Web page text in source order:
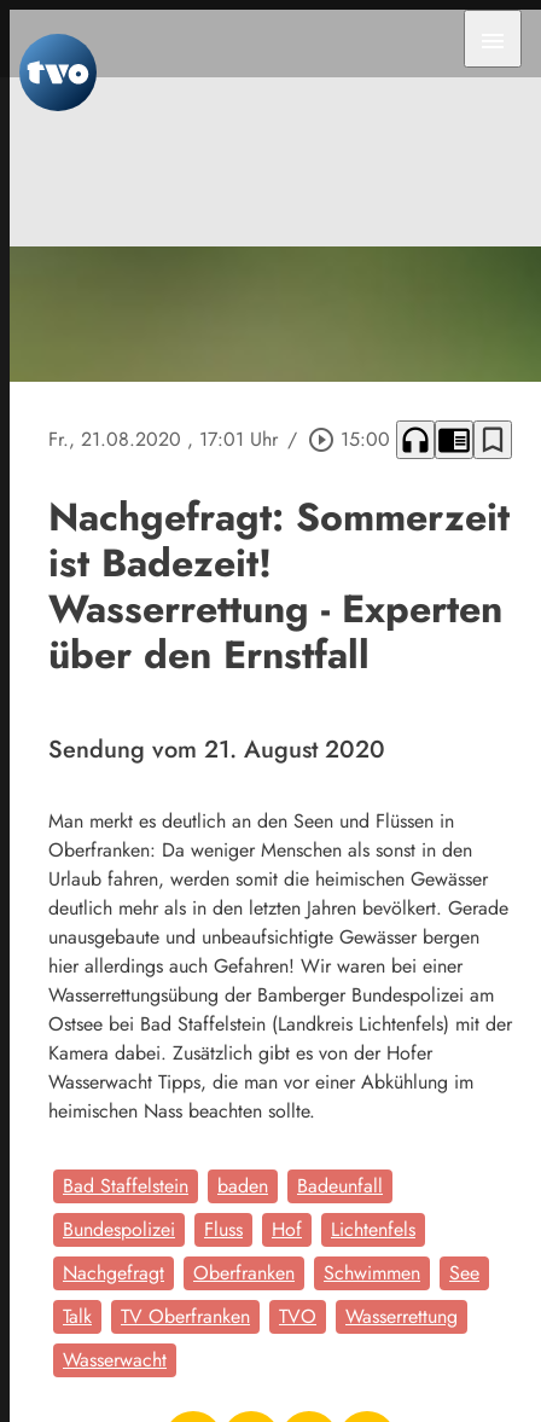
Fr., 21.08.2020 , 17:01 Uhr / play_circle_outline 15:00 headphones chrome_reader_mode bookmark_border
Nachgefragt: Sommerzeit
ist Badezeit!
Wasserrettung - Experten
über den Ernstfall
Sendung vom 21. August 2020
Man merkt es deutlich an den Seen und Flüssen in
Oberfranken: Da weniger Menschen als sonst in den
Urlaub fahren, werden somit die heimischen Gewässer
deutlich mehr als in den letzten Jahren bevölkert. Gerade
unausgebaute und unbeaufsichtigte Gewässer bergen
hier allerdings auch Gefahren! Wir waren bei einer
Wasserrettungsübung der Bamberger Bundespolizei am
Ostsee bei Bad Staffelstein (Landkreis Lichtenfels) mit der
Kamera dabei. Zusätzlich gibt es von der Hofer
Wasserwacht Tipps, die man vor einer Abkühlung im
heimischen Nass beachten sollte.
Bad Staffelstein baden
Badeunfall
Bundespolizei
Fluss Hof
Lichtenfels
Nachgefragt
Oberfranken Schwimmen
See
Talk
TV Oberfranken TVO
Wasserrettung
Wasserwacht